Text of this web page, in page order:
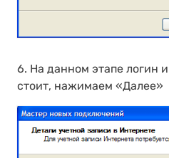
6. На данном этапе логин
стоит, нажимаем «Далее»